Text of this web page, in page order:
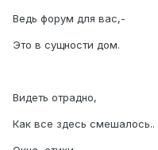
Ведь форум для вас,-
Это в сущности дом.
Видеть отрадно,
Как все здесь смешалось..